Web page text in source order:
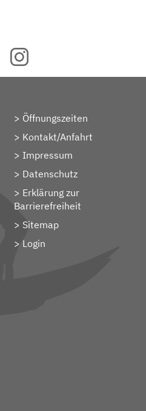
Öffnungszeiten
Kontakt/Anfahrt
Impressum
Datenschutz
Erklärung zur
Barrierefreiheit
Sitemap
> Login